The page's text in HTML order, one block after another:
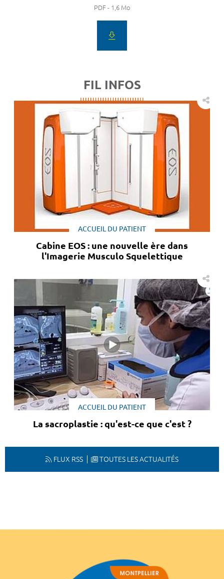
PDF - 1,6 Mo
FIL INFOS
ACCUEIL DU PATIENT
Cabine EOS : une nouvelle ère dans
l'Imagerie Musculo Squelettique
ACCUEIL DU PATIENT
La sacroplastie : qu'est-ce que c'est ?
FLUX RSS TOUTES LES ACTUALITÉS